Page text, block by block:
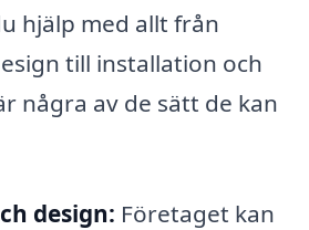
hjälp med allt från
till installation och
några av de sätt de kan
design: Företaget kan